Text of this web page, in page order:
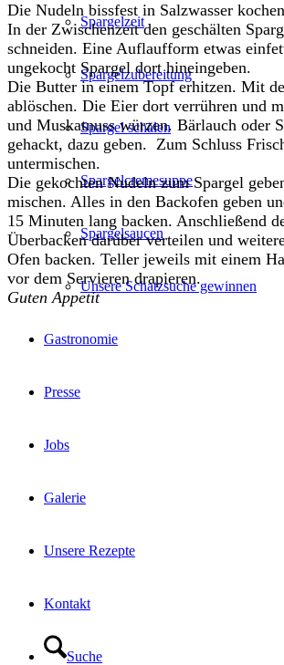
Spargelzeit
Spargelzubereitung
Spargel schälen
Spargelcremesuppe
Spargelsaucen
Unsere Schatzsuche gewinnen
Gastronomie
Presse
Jobs
Galerie
Unsere Rezepte
Kontakt
Suche
Die Nudeln bissfest in Salzwasser
In der Zwischenzeit den geschälten
schneiden. Eine Auflaufform etwas
ungekocht Spargel dort hineingeben.
Die Butter in einem Topf erhitzen. Mit
ablöschen. Die Eier dort verrühren und
und Muskatnuss würzen. Bärlauch oder
gehackt, dazu geben. Zum Schluss
untermischen.
Die gekochten Nudeln zum Spargel
mischen. Alles in den Backofen geben
15 Minuten lang backen. Anschließend
Überbacken darüber verteilen und
Ofen backen. Teller jeweils mit einem
vor dem Servieren drapieren.
Guten Appetit